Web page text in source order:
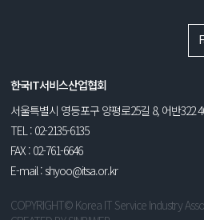
한국IT서비스산업협회
서울특별시 영등포구 양평로25길 8, 어반322
TEL : 02-2135-6135
FAX : 02-761-6646
E-mail : shyoo@itsa.or.kr
COPYRIGHT© Korea IT Service Industry